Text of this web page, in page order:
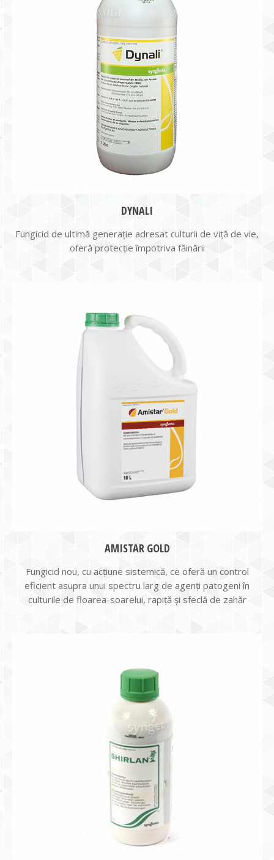
DYNALI
Fungicid de ultimă generaţie adresat culturii de viţă de vie,
oferă protecţie împotriva făinării
AMISTAR GOLD
Fungicid nou, cu acțiune sistemică, ce oferă un control
eficient asupra unui spectru larg de agenți patogeni în
culturile de floarea-soarelui, rapiță și sfeclă de zahăr